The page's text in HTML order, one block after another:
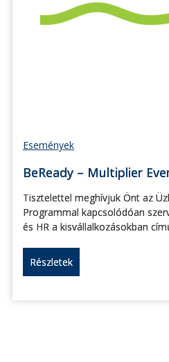
Események
BeReady – Multiplier
Tisztelettel meghívjuk Önt az
Programmal kapcsolódóan
és HR a kisvállalkozásokban
Részletek